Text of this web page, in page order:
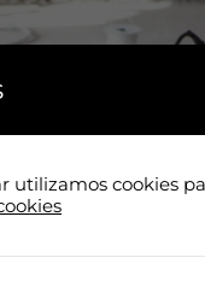
eléctricas sin
cuidadosa
vez te has…
utilizamos cookies